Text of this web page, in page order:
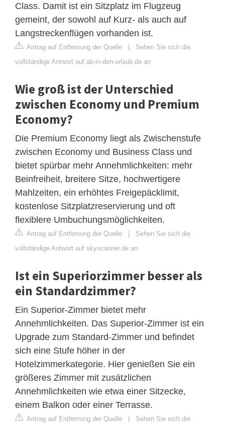
Class. Damit ist ein Sitzplatz im Flugzeug
gemeint, der sowohl auf Kurz- als auch auf
Langstreckenflügen vorhanden ist.
Antrag auf Entfernung der Quelle | Sehen Sie sich die
vollständige Antwort auf ab-in-den-urlaub.de an
Wie groß ist der Unterschied
zwischen Economy und Premium
Economy?
Die Premium Economy liegt als Zwischenstufe
zwischen Economy und Business Class und
bietet spürbar mehr Annehmlichkeiten: mehr
Beinfreiheit, breitere Sitze, hochwertigere
Mahlzeiten, ein erhöhtes Freigepäcklimit,
kostenlose Sitzplatzreservierung und oft
flexiblere Umbuchungsmöglichkeiten.
Antrag auf Entfernung der Quelle | Sehen Sie sich die
vollständige Antwort auf skyscanner.de an
Ist ein Superiorzimmer besser als
ein Standardzimmer?
Ein Superior-Zimmer bietet mehr
Annehmlichkeiten. Das Superior-Zimmer ist ein
Upgrade zum Standard-Zimmer und befindet
sich eine Stufe höher in der
Hotelzimmerkategorie. Hier genießen Sie ein
größeres Zimmer mit zusätzlichen
Annehmlichkeiten wie etwa einer Sitzecke,
einem Balkon oder einer Terrasse.
Antrag auf Entfernung der Quelle | Sehen Sie sich die